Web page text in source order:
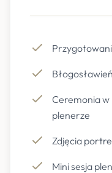
Ceremonia w
plenerze
Zdjęcia
Mini sesja